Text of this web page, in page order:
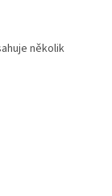
několik